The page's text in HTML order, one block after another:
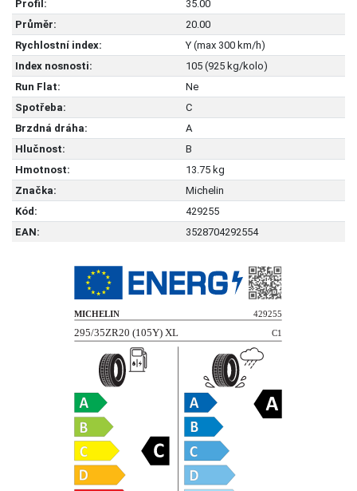
Profil:
35.00
Průměr:
20.00
Rychlostní index:
Y (max 300 km/h)
Index nosnosti:
105 (925 kg/kolo)
Run Flat:
Ne
Spotřeba:
C
Brzdná dráha:
A
Hlučnost:
B
Hmotnost:
13.75 kg
Značka:
Michelin
Kód:
429255
EAN:
3528704292554